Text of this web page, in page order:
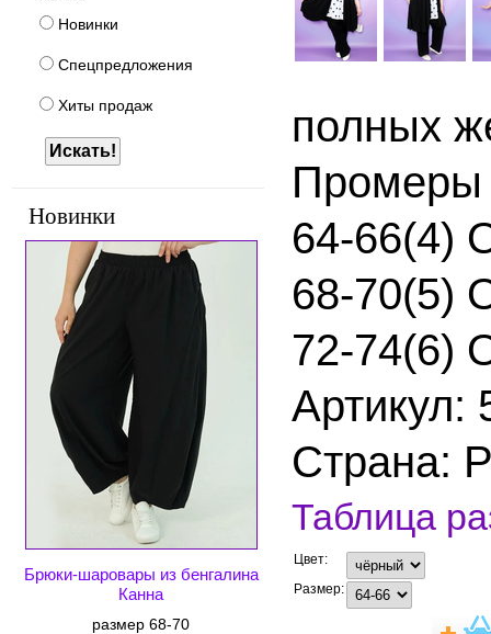
Новинки
Спецпредложения
Хиты продаж
Новинки
Брюки-шаровары из бенгалина
Канна
размер 68-70
полных
Промеры
64-66(4)
68-70(5)
72-74(6)
Артикул:
Страна:
Таблица
Цвет:
Размер: